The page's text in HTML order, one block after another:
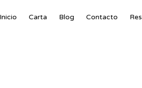
Inicio Carta Blog Contacto